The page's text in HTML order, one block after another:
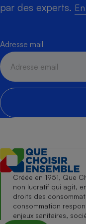
par des experts.
Adresse mail
Créée en 1951, Que
non lucratif qui agit,
droits des
consommation
enjeux sanitaires,